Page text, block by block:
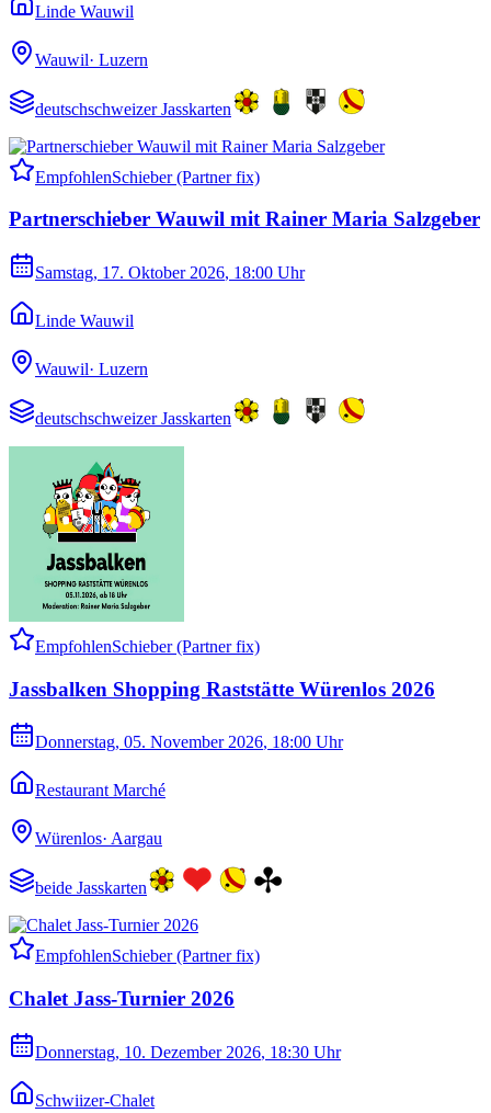
Linde Wauwil
Wauwil· Luzern
deutschschweizer Jasskarten
EmpfohlenSchieber (Partner fix)
Partnerschieber Wauwil mit Rainer Maria Salzgeber
Samstag, 17. Oktober 2026, 18:00 Uhr
Linde Wauwil
Wauwil· Luzern
deutschschweizer Jasskarten
EmpfohlenSchieber (Partner fix)
Jassbalken Shopping Raststätte Würenlos 2026
Donnerstag, 05. November 2026, 18:00 Uhr
Restaurant Marché
Würenlos· Aargau
beide Jasskarten
EmpfohlenSchieber (Partner fix)
Chalet Jass-Turnier 2026
Donnerstag, 10. Dezember 2026, 18:30 Uhr
Schwiizer-Chalet